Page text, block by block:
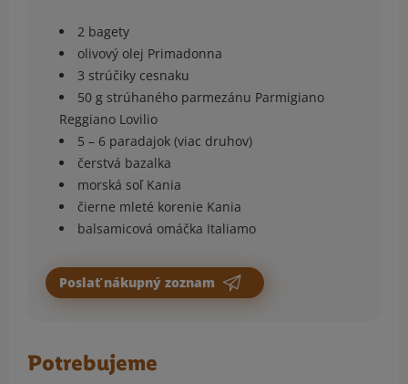
2 bagety
olivový olej Primadonna
3 strúčiky cesnaku
50 g strúhaného parmezánu Parmigiano
Reggiano Lovilio
5 – 6 paradajok (viac druhov)
čerstvá bazalka
morská soľ Kania
čierne mleté korenie Kania
balsamicová omáčka Italiamo
Poslať nákupný zoznam
Potrebujeme